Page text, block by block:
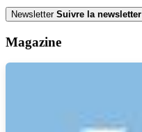
Newsletter Suivre la newsletter
Magazine